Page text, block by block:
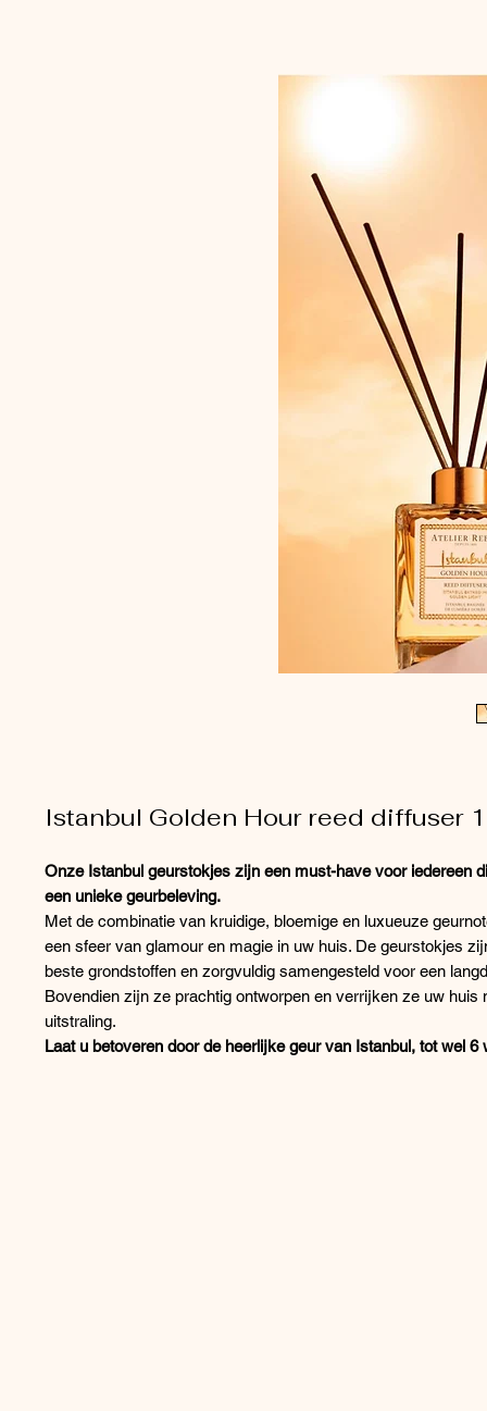
Istanbul Golden Hour reed diffuser
Onze Istanbul geurstokjes zijn een must-have voor iedereen
een unieke geurbeleving.
Met de combinatie van kruidige, bloemige en luxueuze
een sfeer van glamour en magie in uw huis. De geurstokjes
beste grondstoffen en zorgvuldig samengesteld voor een
Bovendien zijn ze prachtig ontworpen en verrijken ze uw huis
uitstraling.
Laat u betoveren door de heerlijke geur van Istanbul, tot wel 6